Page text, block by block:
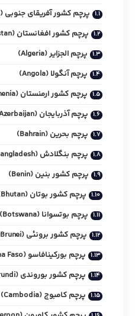
پرچم کشور آفریقای جنوبی (South Africa)
پرچم کشور افغانستان (Afghanistan)
پرچم الجزایر (Algeria)
پرچم آنگولا (Angola)
پرچم کشور ارمنستان (Armenia)
پرچم آذربایجان (Azerbaijan)
پرچم بحرین (Bahrain)
پرچم بنگلادش (Bangladesh)
پرچم کشور بنین (Benin)
پرچم کشور بوتان (Bhutan)
پرچم بوتسوانا (Botswana)
پرچم کشور برونئی (Brunei)
پرچم بورکینافاسو (Burkina Faso)
پرچم کشور بوروندی (Burundi)
پرچم کامبوج (Cambodia)